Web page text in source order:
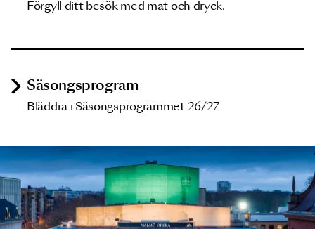
Förgyll ditt besök med mat och dryck.
Säsongsprogram
Bläddra i Säsongsprogrammet 26/27